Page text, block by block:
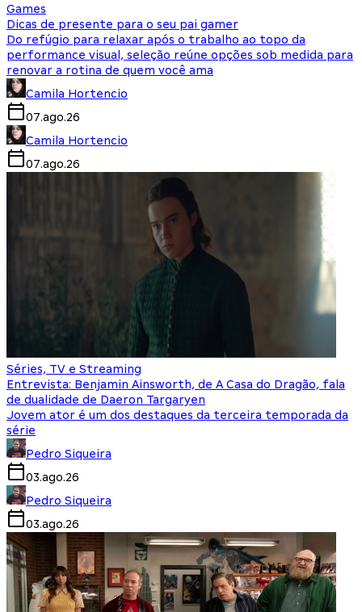
Games
Dicas de presente para o seu pai gamer
Do refúgio para relaxar após o trabalho ao topo da
performance visual, seleção reúne opções sob medida para
renovar a rotina de quem você ama
Camila Hortencio
07.ago.26
Camila Hortencio
07.ago.26
Séries, TV e Streaming
Entrevista: Benjamin Ainsworth, de A Casa do Dragão, fala
de dualidade de Daeron Targaryen
Jovem ator é um dos destaques da terceira temporada da
série
Pedro Siqueira
03.ago.26
Pedro Siqueira
03.ago.26